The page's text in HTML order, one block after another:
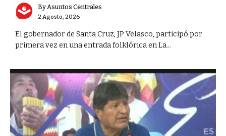
By Asuntos Centrales
2 Agosto, 2026
El gobernador de Santa Cruz, JP Velasco, participó por
primera vez en una entrada folklórica en La...